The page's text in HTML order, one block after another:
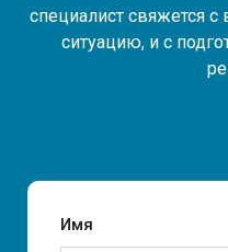
специалист свяжется
ситуацию, и с
Имя